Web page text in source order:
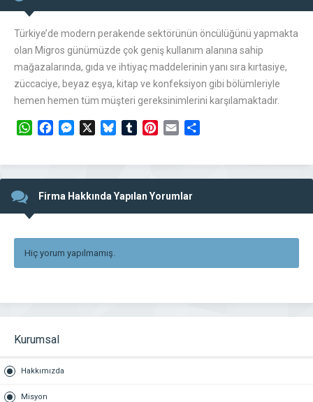
Türkiye’de modern perakende sektörünün öncülüğünü yapmakta
olan Migros günümüzde çok geniş kullanım alanına sahip
mağazalarında, gıda ve ihtiyaç maddelerinin yanı sıra kırtasiye,
züccaciye, beyaz eşya, kitap ve konfeksiyon gibi bölümleriyle
hemen hemen tüm müşteri gereksinimlerini karşılamaktadır.
WhatsAppFacebookMessengerBlueskyTumblrPinterest
Email
Firma Hakkında Yapılan Yorumlar
Hiç yorum yapılmamış.
Kurumsal
Hakkımızda
Misyon